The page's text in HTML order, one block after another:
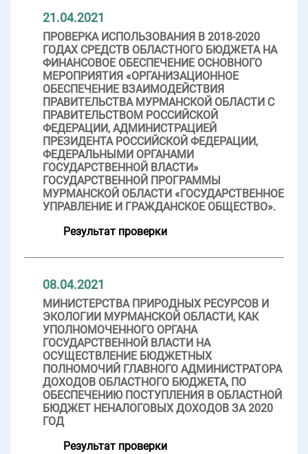
21.04.2021
ПРОВЕРКА ИСПОЛЬЗОВАНИЯ В 2018-2020
ГОДАХ СРЕДСТВ ОБЛАСТНОГО БЮДЖЕТА НА
ФИНАНСОВОЕ ОБЕСПЕЧЕНИЕ ОСНОВНОГО
МЕРОПРИЯТИЯ «ОРГАНИЗАЦИОННОЕ
ОБЕСПЕЧЕНИЕ ВЗАИМОДЕЙСТВИЯ
ПРАВИТЕЛЬСТВА МУРМАНСКОЙ ОБЛАСТИ С
ПРАВИТЕЛЬСТВОМ РОССИЙСКОЙ
ФЕДЕРАЦИИ, АДМИНИСТРАЦИЕЙ
ПРЕЗИДЕНТА РОССИЙСКОЙ ФЕДЕРАЦИИ,
ФЕДЕРАЛЬНЫМИ ОРГАНАМИ
ГОСУДАРСТВЕННОЙ ВЛАСТИ»
ГОСУДАРСТВЕННОЙ ПРОГРАММЫ
МУРМАНСКОЙ ОБЛАСТИ «ГОСУДАРСТВЕННОЕ
УПРАВЛЕНИЕ И ГРАЖДАНСКОЕ ОБЩЕСТВО».
Результат проверки
08.04.2021
МИНИСТЕРСТВА ПРИРОДНЫХ РЕСУРСОВ И
ЭКОЛОГИИ МУРМАНСКОЙ ОБЛАСТИ, КАК
УПОЛНОМОЧЕННОГО ОРГАНА
ГОСУДАРСТВЕННОЙ ВЛАСТИ НА
ОСУЩЕСТВЛЕНИЕ БЮДЖЕТНЫХ
ПОЛНОМОЧИЙ ГЛАВНОГО АДМИНИСТРАТОРА
ДОХОДОВ ОБЛАСТНОГО БЮДЖЕТА, ПО
ОБЕСПЕЧЕНИЮ ПОСТУПЛЕНИЯ В ОБЛАСТНОЙ
БЮДЖЕТ НЕНАЛОГОВЫХ ДОХОДОВ ЗА 2020
ГОД
Результат проверки